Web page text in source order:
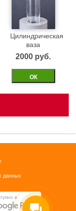
Цилиндрическая
ваза
2000 pуб.
ОК
ОК
данных
в